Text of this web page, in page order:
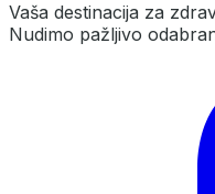
Vaša destinacija za
Nudimo pažljivo